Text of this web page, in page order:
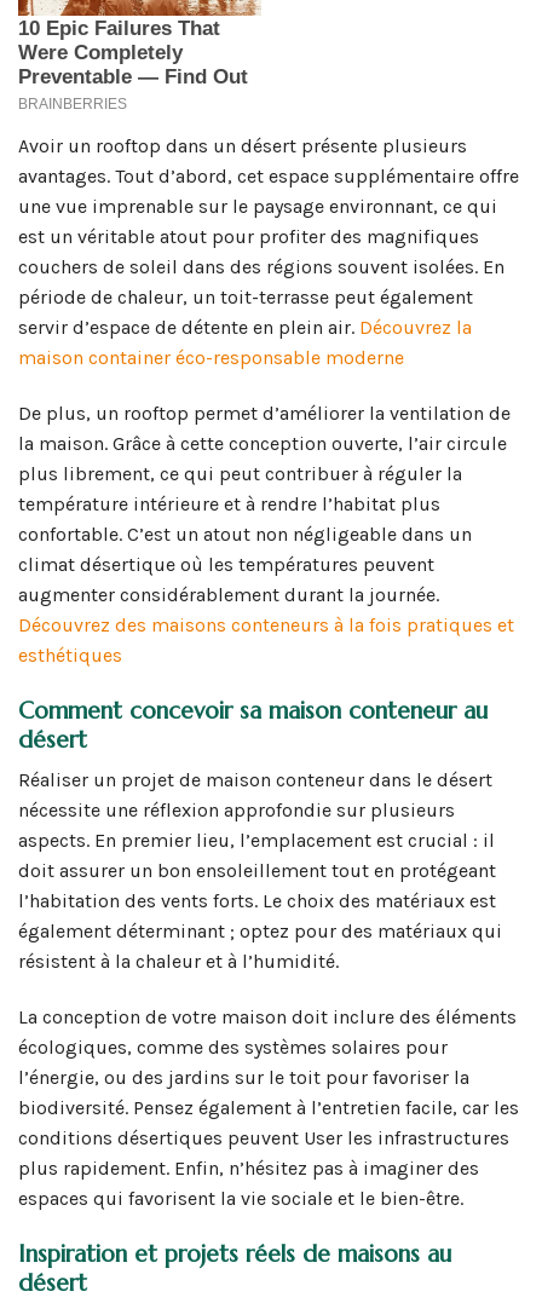
Avoir un rooftop dans un désert présente plusieurs
avantages. Tout d’abord, cet espace supplémentaire offre
une vue imprenable sur le paysage environnant, ce qui
est un véritable atout pour profiter des magnifiques
couchers de soleil dans des régions souvent isolées. En
période de chaleur, un toit-terrasse peut également
servir d’espace de détente en plein air. Découvrez la
maison container éco-responsable moderne
De plus, un rooftop permet d’améliorer la ventilation de
la maison. Grâce à cette conception ouverte, l’air circule
plus librement, ce qui peut contribuer à réguler la
température intérieure et à rendre l’habitat plus
confortable. C’est un atout non négligeable dans un
climat désertique où les températures peuvent
augmenter considérablement durant la journée.
Découvrez des maisons conteneurs à la fois pratiques et
esthétiques
Comment concevoir sa maison conteneur au
désert
Réaliser un projet de maison conteneur dans le désert
nécessite une réflexion approfondie sur plusieurs
aspects. En premier lieu, l’emplacement est crucial : il
doit assurer un bon ensoleillement tout en protégeant
l’habitation des vents forts. Le choix des matériaux est
également déterminant ; optez pour des matériaux qui
résistent à la chaleur et à l’humidité.
La conception de votre maison doit inclure des éléments
écologiques, comme des systèmes solaires pour
l’énergie, ou des jardins sur le toit pour favoriser la
biodiversité. Pensez également à l’entretien facile, car les
conditions désertiques peuvent User les infrastructures
plus rapidement. Enfin, n’hésitez pas à imaginer des
espaces qui favorisent la vie sociale et le bien-être.
Inspiration et projets réels de maisons au
désert